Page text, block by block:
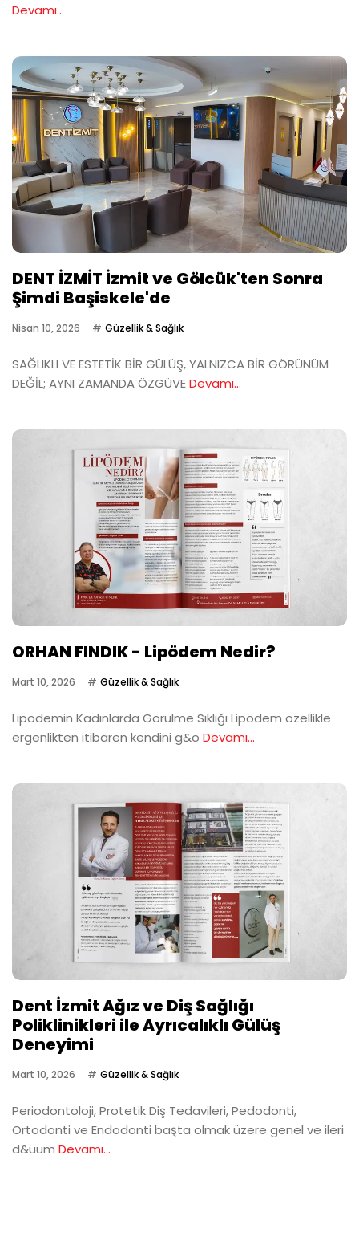
Devamı...
DENT İZMİT İzmit ve Gölcük'ten Sonra
Şimdi Başiskele'de
Nisan 10, 2026 Güzellik & Sağlık
SAĞLIKLI VE ESTETİK BİR GÜLÜŞ, YALNIZCA BİR GÖRÜNÜM
DEĞİL; AYNI ZAMANDA ÖZGÜVEDevamı...
ORHAN FINDIK - Lipödem Nedir?
Mart 10, 2026 Güzellik & Sağlık
Lipödemin Kadınlarda Görülme Sıklığı Lipödem özellikle
ergenlikten itibaren kendini g&o Devamı...
Dent İzmit Ağız ve Diş Sağlığı
Poliklinikleri ile Ayrıcalıklı Gülüş
Deneyimi
Mart 10, 2026 Güzellik & Sağlık
Periodontoloji, Protetik Diş Tedavileri, Pedodonti,
Ortodonti ve Endodonti başta olmak üzere genel ve ileri
d&uum Devamı...